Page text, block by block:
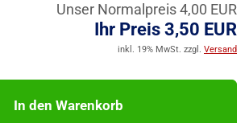
Unser Normalpreis 4,00 EUR
Ihr Preis 3,50 EUR
inkl. 19% MwSt. zzgl. Versand
In den Warenkorb